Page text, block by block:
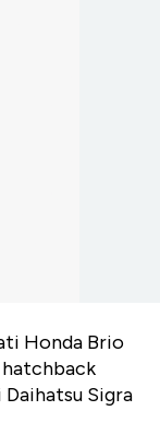
Honda Brio
hatchback
Sigra